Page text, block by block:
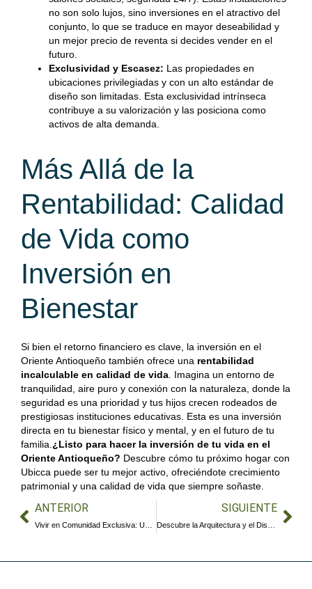
no son solo lujos, sino inversiones en el atractivo del
conjunto, lo que se traduce en mayor deseabilidad y
un mejor precio de reventa si decides vender en el
futuro.
Exclusividad y Escasez: Las propiedades en
ubicaciones privilegiadas y con un alto estándar de
diseño son limitadas. Esta exclusividad intrínseca
contribuye a su valorización y las posiciona como
activos de alta demanda.
Más Allá de la
Rentabilidad: Calidad
de Vida como
Inversión en
Bienestar
Si bien el retorno financiero es clave, la inversión en el
Oriente Antioqueño también ofrece una rentabilidad
incalculable en calidad de vida . Imagina un entorno de
tranquilidad, aire puro y conexión con la naturaleza, donde la
seguridad es una prioridad y tus hijos crecen rodeados de
prestigiosas instituciones educativas. Esta es una inversión
directa en tu bienestar físico y mental, y en el futuro de tu
familia. ¿Listo para hacer la inversión de tu vida en el
Oriente Antioqueño? Descubre cómo tu próximo hogar con
Ubicca puede ser tu mejor activo, ofreciéndote crecimiento
patrimonial y una calidad de vida que siempre soñaste.
ANTERIOR SIGUIENTE